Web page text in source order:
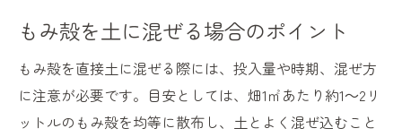
もみ殻を土に混ぜる場合のポイント
もみ殻を直接土に混ぜる際には、投入量や時期、混ぜ方
に注意が必要です。目安としては、畑1㎡あたり約1～2リ
ットルのもみ殻を均等に散布し、土とよく混ぜ込むこと